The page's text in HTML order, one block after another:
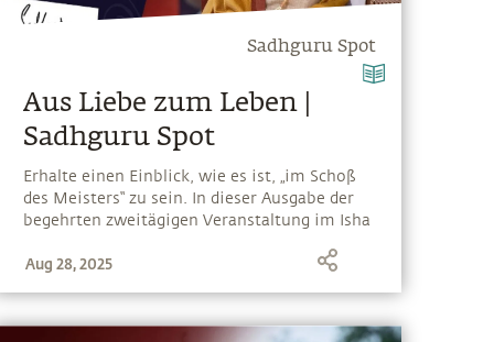
Sadhguru Spot
Aus Liebe zum Leben |
Sadhguru Spot
Erhalte einen Einblick, wie es ist, „im Schoß
des Meisters“ zu sein. In dieser Ausgabe der
begehrten zweitägigen Veranstaltung im Isha
einen Guru ausmacht, wo Vorträge enden
Aug 28, 2025